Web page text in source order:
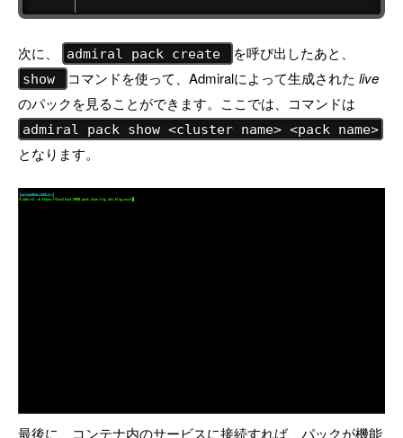
次に、 admiral pack create を呼び出したあと、
show コマンドを使って、Admiralによって生成された live
のパックを見ることができます。ここでは、コマンドは
admiral pack show <cluster name> <pack name>
となります。
最後に、コンテナ内のサービスに接続すれば、パックが機能